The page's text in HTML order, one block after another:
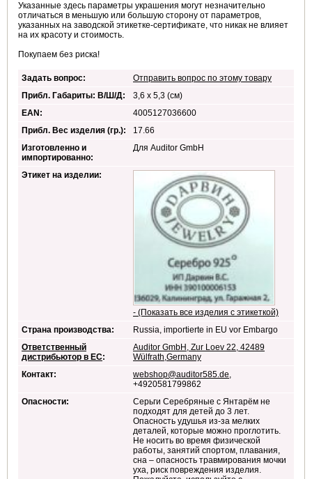
Указанные здесь параметры украшения могут незначительно
отличаться в меньшую или большую сторону от параметров,
указанных на заводской этикетке-сертификате, что никак не влияет
на их красоту и стоимость.
Покупаем без риска!
Задать вопрос:
Отправить вопрос по этому товару
Прибл. Габариты: В/Ш/Д:
3,6 x 5,3 (см)
EAN:
4005127036600
Прибл. Вес изделия (гр.):
17.66
Изготовленно и
импортированно:
Для Auditor GmbH
Этикет на изделии:
- (Показать все изделия с этикеткой)
Страна производства:
Russia, importierte in EU vor Embargo
Ответственный
дистрибьютор в ЕС:
Auditor GmbH, Zur Loev 22, 42489
Wülfrath,Germany
Контакт:
webshop@auditor585.de,
+4920581799862
Опасности:
Серьги Серебряные с Янтарём не
подходят для детей до 3 лет.
Опасность удушья из-за мелких
деталей, которые можно проглотить.
Не носить во время физической
работы, занятий спортом, плавания,
сна – опасность травмирования мочки
уха, риск повреждения изделия.